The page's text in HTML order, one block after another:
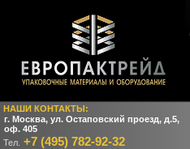
НАШИ КОНТАКТЫ:
г. Москва, ул. Остаповский проезд, д.5,
оф. 405
Тел. +7 (495) 782-92-32